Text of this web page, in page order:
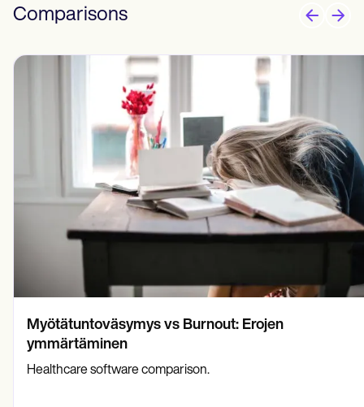
Comparisons
Myötätuntoväsymys vs Burnout: Erojen
ymmärtäminen
Healthcare software comparison.